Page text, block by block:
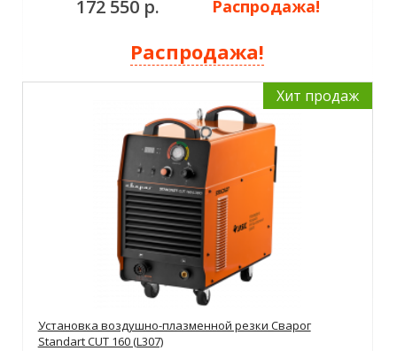
172 550 р. Распродажа!
Распродажа!
Хит продаж
Установка воздушно-плазменной резки Сварог
Standart CUT 160 (L307)